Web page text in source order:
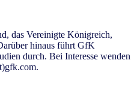
das Vereinigte Königreich,
hinaus führt GfK
durch. Bei Interesse wenden